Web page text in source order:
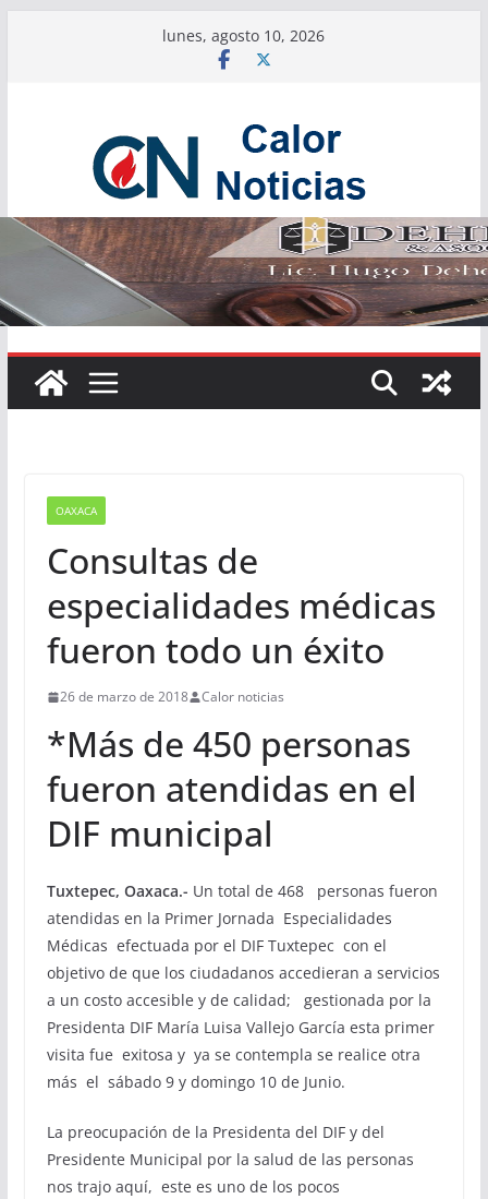
lunes, agosto 10, 2026
OAXACA
Consultas de
especialidades médicas
fueron todo un éxito
26 de marzo de 2018 Calor noticias
*Más de 450 personas
fueron atendidas en el
DIF municipal
Tuxtepec, Oaxaca.- Un total de 468 personas fueron
atendidas en la Primer Jornada Especialidades
Médicas efectuada por el DIF Tuxtepec con el
objetivo de que los ciudadanos accedieran a servicios
a un costo accesible y de calidad; gestionada por la
Presidenta DIF María Luisa Vallejo García esta primer
visita fue exitosa y ya se contempla se realice otra
más el sábado 9 y domingo 10 de Junio.
La preocupación de la Presidenta del DIF y del
Presidente Municipal por la salud de las personas
nos trajo aquí, este es uno de los pocos